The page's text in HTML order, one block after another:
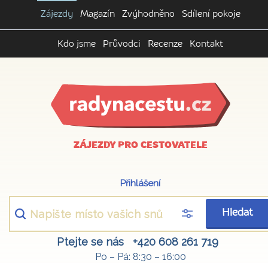
Zájezdy Magazín Zvýhodněno Sdílení pokoje
Kdo jsme Průvodci Recenze Kontakt
ZÁJEZDY PRO CESTOVATELE
Přihlášení
Hledat
Ptejte se nás +420 608 261 719
Po – Pá: 8:30 – 16:00